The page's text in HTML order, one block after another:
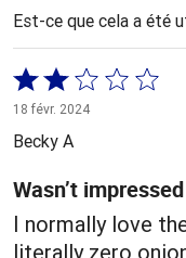
Est-ce que cela a été
Coté
2 sur
5
18 févr. 2024
Becky A
Wasn’t impressed
I normally love
literally zero